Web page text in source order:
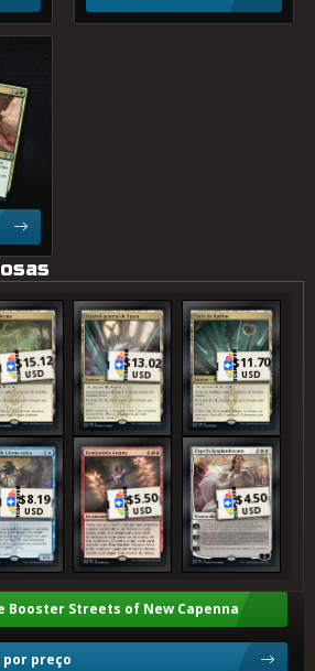
de Jetmir
$15.12
USD
Quartel-general de Spara
$13.02
USD
Torre de Raffine
$11.70
USD
de Livros-caixa
$8.19
USD
Bombardeio Arcano
$5.50
USD
Elspeth Resplandecente
$4.50
USD
Booster Streets of New Capenna
preço